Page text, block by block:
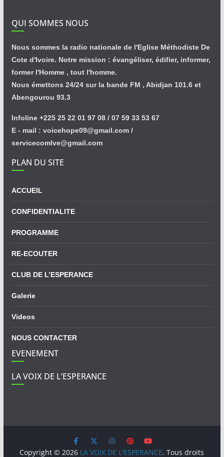
QUI SOMMES NOUS
Nous sommes la radio nationale de l'Eglise Méthodiste De
Cote d'Ivoire. Notre mission : évangéliser, édifier, informer,
former l'Homme , tout l'homme.
Nous émettons 24/24 sur la bande FM , Abidjan 101.6 et
Abengourou 93.3
Infoline +225 25 22 01 97 08 / 07 59 33 53 67
E - mail : voicehope09@gmail.com /
servicecomlve@gmail.com
PLAN DU SITE
ACCUEIL
CONFIDENTIALITE
PROGRAMME
RE-ECOUTER
CLUB DE L’ESPERANCE
Galerie
Videos
NOUS CONTACTER
EVENEMENT
LA VOIX DE L’ESPERANCE
Copyright © 2026 LA VOIX DE L'ESPERANCE. Tous droits